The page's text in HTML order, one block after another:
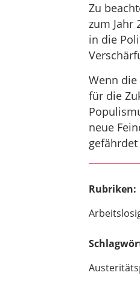
Zu
zum Jahr
in die
Wenn
für die
neue
Rubriken: